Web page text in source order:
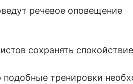
речевое оповещение
сохранять
подобные тренировки